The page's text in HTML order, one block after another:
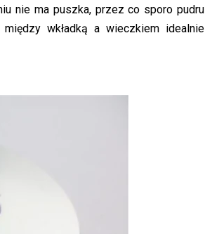
nie ma puszka, przez co sporo pudru
wkładką a wieczkiem idealnie